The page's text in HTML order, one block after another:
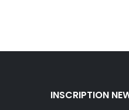
INSCRIPTION